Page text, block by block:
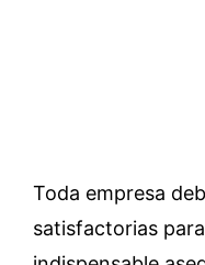
Toda empresa
satisfactorias